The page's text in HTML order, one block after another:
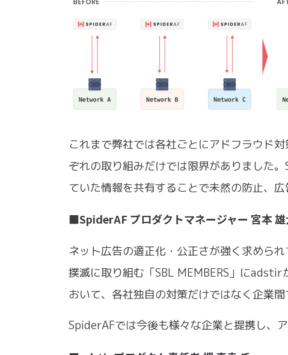
これまで弊社では各社ごとにアドフラウド
ぞれの取り組みだけでは限界がありました
ていた情報を共有することで未然の防止、
■SpiderAF プロダクトマネージャー 宮本 雄
ネット広告の適正化・公正さが強く求めら
撲滅に取り組む「SBL MEMBERS」に
おいて、各社独自の対策だけではなく企業
SpiderAFでは今後も様々な企業と提携し、